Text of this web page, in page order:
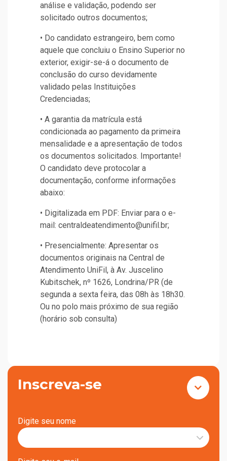
análise e validação, podendo ser
solicitado outros documentos;
• Do candidato estrangeiro, bem como
aquele que concluiu o Ensino Superior no
exterior, exigir-se-á o documento de
conclusão do curso devidamente
validado pelas Instituições
Credenciadas;
• A garantia da matrícula está
condicionada ao pagamento da primeira
mensalidade e a apresentação de todos
os documentos solicitados. Importante!
O candidato deve protocolar a
documentação, conforme informações
abaixo:
• Digitalizada em PDF: Enviar para o e-
mail: centraldeatendimento@unifil.br;
• Presencialmente: Apresentar os
documentos originais na Central de
Atendimento UniFil, à Av. Juscelino
Kubitschek, nº 1626, Londrina/PR (de
segunda a sexta feira, das 08h às 18h30.
Ou no polo mais próximo de sua região
(horário sob consulta)
Inscreva-se
Digite seu nome